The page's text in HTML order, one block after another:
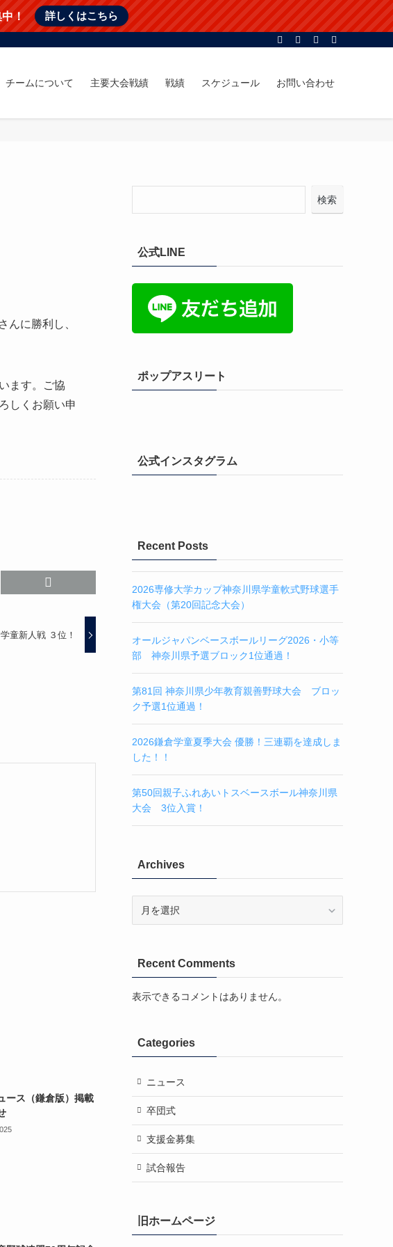
！ 詳しくはこちら
チームについて 主要大会戦績 戦績 スケジュール お問い合わせ
んに勝利し、
ます。ご協
しくお願い申
童新人戦 ３位！
ース（鎌倉版）掲載
検索
公式LINE
ポップアスリート
公式インスタグラム
Recent Posts
2026専修大学カップ神奈川県学童軟式野球選手
権大会（第20回記念大会）
オールジャパンベースボールリーグ2026・小等
部 神奈川県予選ブロック1位通過！
第81回 神奈川県少年教育親善野球大会 ブロッ
ク予選1位通過！
2026鎌倉学童夏季大会 優勝！三連覇を達成しま
した！！
第50回親子ふれあいトスベースボール神奈川県
大会 3位入賞！
Archives
Recent Comments
表示できるコメントはありません。
Categories
ニュース
卒団式
支援金募集
試合報告
旧ホームページ